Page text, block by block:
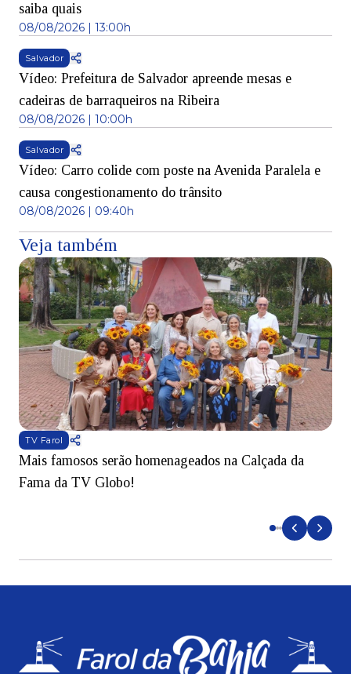
saiba quais
08/08/2026 | 13:00h
Salvador
Vídeo: Prefeitura de Salvador apreende mesas e
cadeiras de barraqueiros na Ribeira
08/08/2026 | 10:00h
Salvador
Vídeo: Carro colide com poste na Avenida Paralela e
causa congestionamento do trânsito
08/08/2026 | 09:40h
Veja também
TV Farol
Mais famosos serão homenageados na Calçada da
Fama da TV Globo!